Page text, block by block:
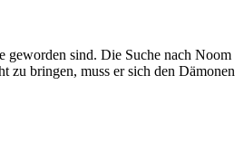
geworden sind. Die Suche nach Noom
zu bringen, muss er sich den Dämonen